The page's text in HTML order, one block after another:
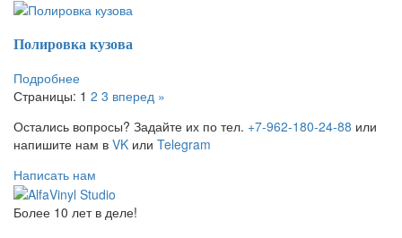
Полировка кузова
Подробнее
Страницы: 1 2 3 вперед »
Остались вопросы? Задайте их по тел. +7-962-180-24-88 или
напишите нам в VK или Telegram
Написать нам
Более 10 лет в деле!